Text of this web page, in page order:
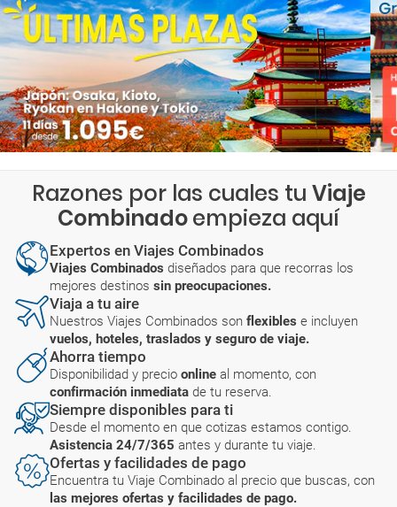
Razones por las cuales tu Viaje
Combinadoempieza aquí
Expertos en Viajes Combinados
Viajes Combinados diseñados para que recorras los
mejores destinos sin preocupaciones.
Viaja a tu aire
Nuestros Viajes Combinados son flexibles e incluyen
vuelos, hoteles, traslados y seguro de viaje.
Ahorra tiempo
Disponibilidad y precio online al momento, con
confirmación inmediata de tu reserva.
Siempre disponibles para ti
Desde el momento en que cotizas estamos contigo.
Asistencia 24/7/365 antes y durante tu viaje.
Ofertas y facilidades de pago
Encuentra tu Viaje Combinado al precio que buscas, con
las mejores ofertas y facilidades de pago.